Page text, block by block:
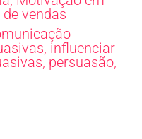
vendas
, influenciar
, persuasão,